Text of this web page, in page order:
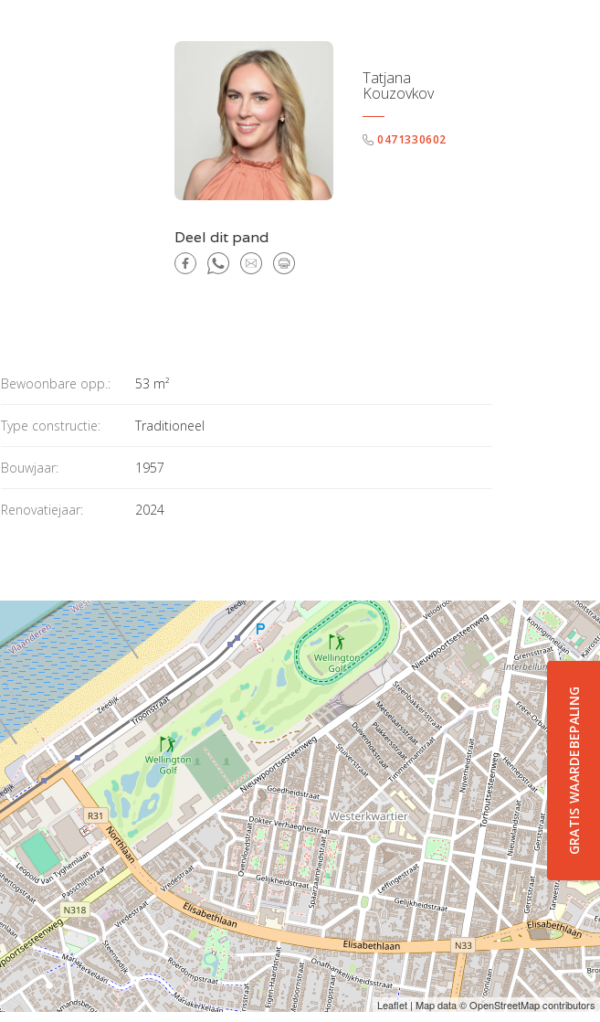
GRATIS WAARDEBEPALING
Tatjana
Kouzovkov
0471330602
Deel dit pand
Bewoonbare opp.: 53 m²
Type constructie: Traditioneel
Bouwjaar: 1957
Renovatiejaar: 2024
Leaflet | Map data ©OpenStreetMapcontributors